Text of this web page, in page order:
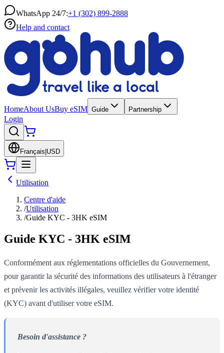
WhatsApp 24/7:+1 (302) 899-2888
Help and contact
HomeAbout UsBuy eSIM Guide Partnership
Login
Français USD
Utilisation
Centre d'aide
/Utilisation
/Guide KYC - 3HK eSIM
Guide KYC - 3HK eSIM
Conformément aux réglementations officielles du Gouvernement,
pour garantir la sécurité des informations des utilisateurs à l'étranger
et prévenir les activités illégales, veuillez vérifier votre identité
(KYC) avant d'utiliser votre eSIM.
Besoin d'assistance ?